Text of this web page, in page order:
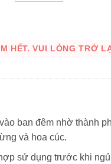
HẾT. VUI LÒNG TRỞ
ban đêm nhờ thành
và hoa cúc.
sử dụng trước khi